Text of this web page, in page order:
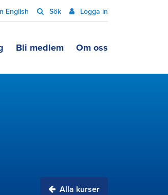
English Sök Logga in
Bli medlem Om oss
Alla kurser